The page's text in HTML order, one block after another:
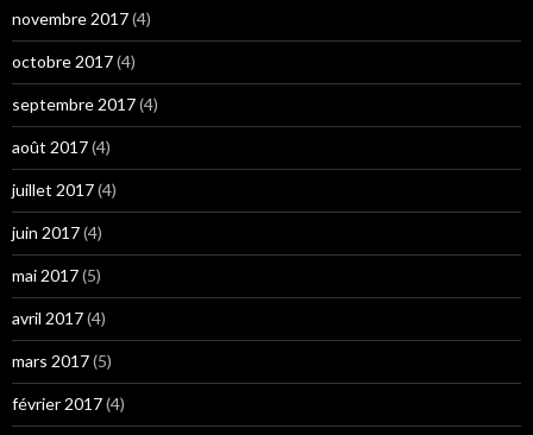
novembre 2017(4)
octobre 2017(4)
septembre 2017(4)
août 2017(4)
juillet 2017(4)
juin 2017(4)
mai 2017(5)
avril 2017(4)
mars 2017(5)
février 2017(4)